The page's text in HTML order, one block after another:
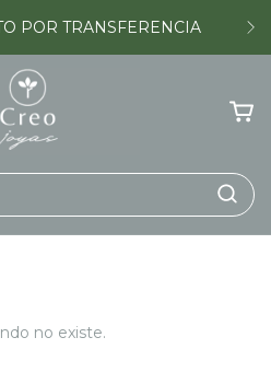
POR TRANSFERENCIA
no existe.